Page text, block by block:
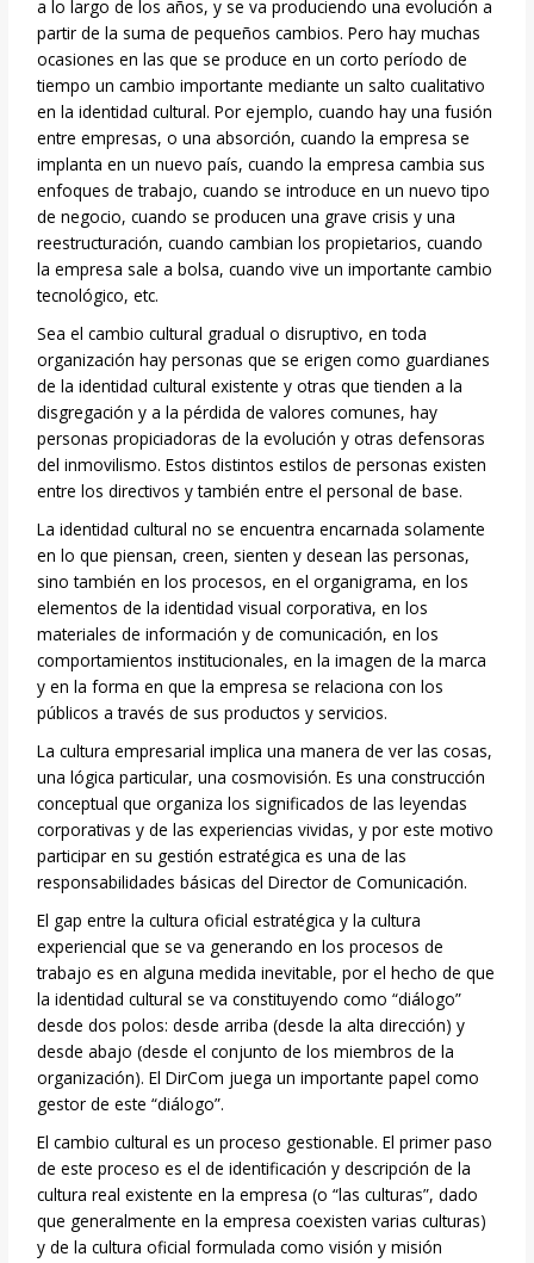
a lo largo de los años, y se va produciendo una evolución a
partir de la suma de pequeños cambios. Pero hay muchas
ocasiones en las que se produce en un corto período de
tiempo un cambio importante mediante un salto cualitativo
en la identidad cultural. Por ejemplo, cuando hay una fusión
entre empresas, o una absorción, cuando la empresa se
implanta en un nuevo país, cuando la empresa cambia sus
enfoques de trabajo, cuando se introduce en un nuevo tipo
de negocio, cuando se producen una grave crisis y una
reestructuración, cuando cambian los propietarios, cuando
la empresa sale a bolsa, cuando vive un importante cambio
tecnológico, etc.
Sea el cambio cultural gradual o disruptivo, en toda
organización hay personas que se erigen como guardianes
de la identidad cultural existente y otras que tienden a la
disgregación y a la pérdida de valores comunes, hay
personas propiciadoras de la evolución y otras defensoras
del inmovilismo. Estos distintos estilos de personas existen
entre los directivos y también entre el personal de base.
La identidad cultural no se encuentra encarnada solamente
en lo que piensan, creen, sienten y desean las personas,
sino también en los procesos, en el organigrama, en los
elementos de la identidad visual corporativa, en los
materiales de información y de comunicación, en los
comportamientos institucionales, en la imagen de la marca
y en la forma en que la empresa se relaciona con los
públicos a través de sus productos y servicios.
La cultura empresarial implica una manera de ver las cosas,
una lógica particular, una cosmovisión. Es una construcción
conceptual que organiza los significados de las leyendas
corporativas y de las experiencias vividas, y por este motivo
participar en su gestión estratégica es una de las
responsabilidades básicas del Director de Comunicación.
El gap entre la cultura oficial estratégica y la cultura
experiencial que se va generando en los procesos de
trabajo es en alguna medida inevitable, por el hecho de que
la identidad cultural se va constituyendo como “diálogo”
desde dos polos: desde arriba (desde la alta dirección) y
desde abajo (desde el conjunto de los miembros de la
organización). El DirCom juega un importante papel como
gestor de este “diálogo”.
El cambio cultural es un proceso gestionable. El primer paso
de este proceso es el de identificación y descripción de la
cultura real existente en la empresa (o “las culturas”, dado
que generalmente en la empresa coexisten varias culturas)
y de la cultura oficial formulada como visión y misión